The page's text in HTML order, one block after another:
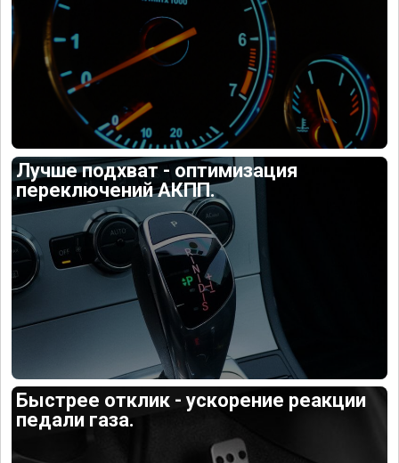
Лучше подхват - оптимизация
переключений АКПП.
Быстрее отклик - ускорение реакции
педали газа.